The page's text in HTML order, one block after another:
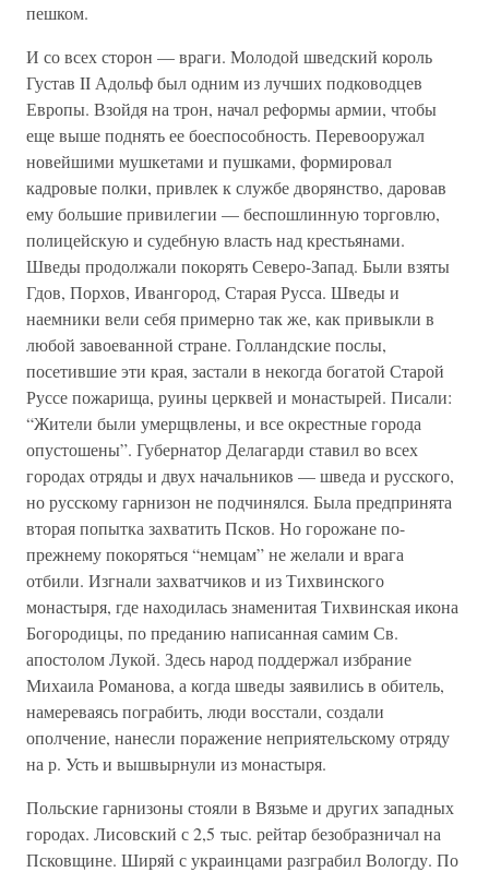
пешком.
И со всех сторон — враги. Молодой шведский король
Густав II Адольф был одним из лучших подководцев
Европы. Взойдя на трон, начал реформы армии, чтобы
еще выше поднять ее боеспособность. Перевооружал
новейшими мушкетами и пушками, формировал
кадровые полки, привлек к службе дворянство, даровав
ему большие привилегии — беспошлинную торговлю,
полицейскую и судебную власть над крестьянами.
Шведы продолжали покорять Северо-Запад. Были взяты
Гдов, Порхов, Ивангород, Старая Русса. Шведы и
наемники вели себя примерно так же, как привыкли в
любой завоеванной стране. Голландские послы,
посетившие эти края, застали в некогда богатой Старой
Руссе пожарища, руины церквей и монастырей. Писали:
“Жители были умерщвлены, и все окрестные города
опустошены”. Губернатор Делагарди ставил во всех
городах отряды и двух начальников — шведа и русского,
но русскому гарнизон не подчинялся. Была предпринята
вторая попытка захватить Псков. Но горожане по-
прежнему покоряться “немцам” не желали и врага
отбили. Изгнали захватчиков и из Тихвинского
монастыря, где находилась знаменитая Тихвинская икона
Богородицы, по преданию написанная самим Св.
апостолом Лукой. Здесь народ поддержал избрание
Михаила Романова, а когда шведы заявились в обитель,
намереваясь пограбить, люди восстали, создали
ополчение, нанесли поражение неприятельскому отряду
на р. Усть и вышвырнули из монастыря.
Польские гарнизоны стояли в Вязьме и других западных
городах. Лисовский с 2,5 тыс. рейтар безобразничал на
Псковщине. Ширяй с украинцами разграбил Вологду. По